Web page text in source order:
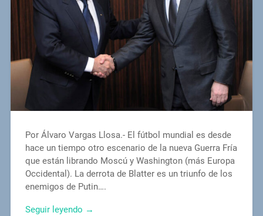
Por Álvaro Vargas Llosa.- El fútbol mundial es desde
hace un tiempo otro escenario de la nueva Guerra Fría
que están librando Moscú y Washington (más Europa
Occidental). La derrota de Blatter es un triunfo de los
enemigos de Putin….
Seguir leyendo →